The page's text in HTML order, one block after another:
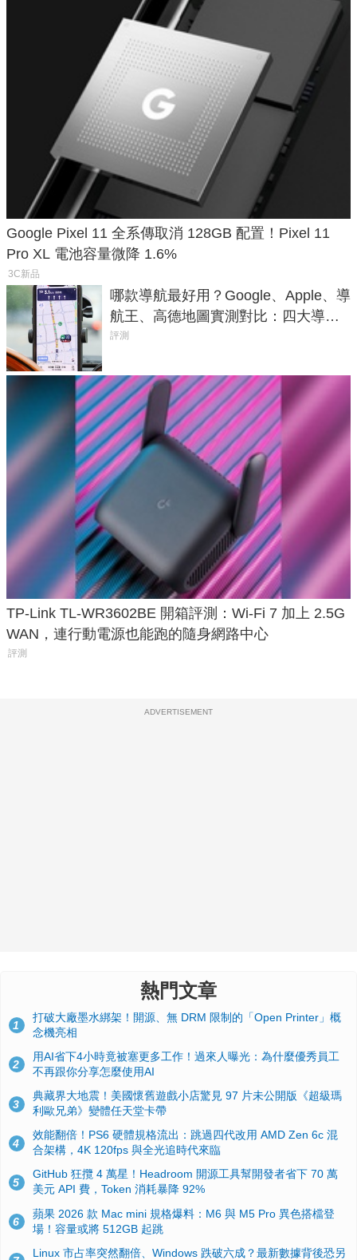
Google Pixel 11 全系傳取消 128GB 配置！Pixel 11
Pro XL 電池容量微降 1.6%
3C新品
哪款導航最好用？Google、Apple、導
航王、高德地圖實測對比：四大導航
實測懶人包
評測
TP-Link TL-WR3602BE 開箱評測：Wi-Fi 7 加上 2.5G
WAN，連行動電源也能跑的隨身網路中心
評測
ADVERTISEMENT
熱門文章
1
打破大廠墨水綁架！開源、無 DRM 限制的「Open Printer」概
念機亮相
2
用AI省下4小時竟被塞更多工作！過來人曝光：為什麼優秀員工
不再跟你分享怎麼使用AI
3
典藏界大地震！美國懷舊遊戲小店驚見 97 片未公開版《超級瑪
利歐兄弟》變體任天堂卡帶
4
效能翻倍！PS6 硬體規格流出：跳過四代改用 AMD Zen 6c 混
合架構，4K 120fps 與全光追時代來臨
5
GitHub 狂攬 4 萬星！Headroom 開源工具幫開發者省下 70 萬
美元 API 費，Token 消耗暴降 92%
6
蘋果 2026 款 Mac mini 規格爆料：M6 與 M5 Pro 異色搭檔登
場！容量或將 512GB 起跳
Linux 市占率突然翻倍、Windows 跌破六成？最新數據背後恐另